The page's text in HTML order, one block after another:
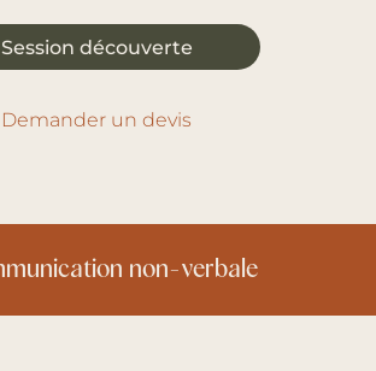
Session découverte
Demander un devis
Autorité